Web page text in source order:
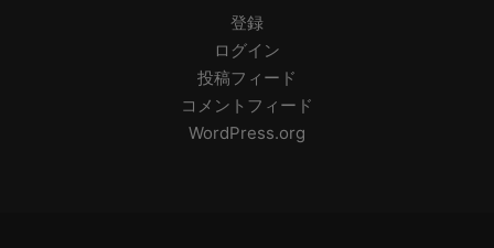
登録
ログイン
投稿フィード
コメントフィード
WordPress.org